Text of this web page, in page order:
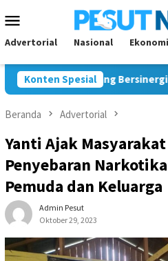
ke
kontenMobile
Advertorial Nasional Ekonomi
Konten Spesial
JMSI Bontang Bersinergi Lawan
Beranda Advertorial
Yanti Ajak Masyarakat
Penyebaran
Pemuda dan Keluarga
Admin Pesut
Oktober 29, 2023